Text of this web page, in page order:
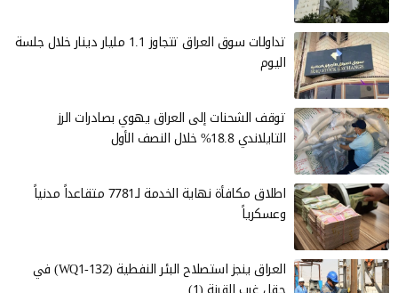
تداولات سوق العراق تتجاوز 1.1 مليار دينار خلال جلسة
اليوم
توقف الشحنات إلى العراق يهوي بصادرات الرز
التايلاندي 18.8% خلال النصف الأول
اطلاق مكافأة نهاية الخدمة لـ7781 متقاعداً مدنياً
وعسكرياً
العراق ينجز استصلاح البئر النفطية (WQ1-132) في